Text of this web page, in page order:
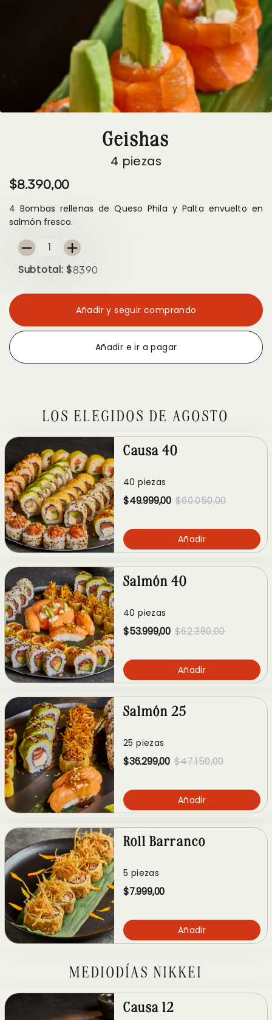
Geishas
4 piezas
$8.390,00
4 Bombas rellenas de Queso Phila y Palta envuelto en
salmón fresco.
- +
Subtotal: $8390
Añadir y seguir comprando
Añadir e ir a pagar
LOS ELEGIDOS DE AGOSTO
Causa 40
40 piezas
$49.999,00 $60.050,00
Añadir
Salmón 40
40 piezas
$53.999,00 $62.380,00
Añadir
Salmón 25
25 piezas
$36.299,00 $47.150,00
Añadir
Roll Barranco
5 piezas
$7.999,00
Añadir
MEDIODÍAS NIKKEI
Causa 12
Ingresar